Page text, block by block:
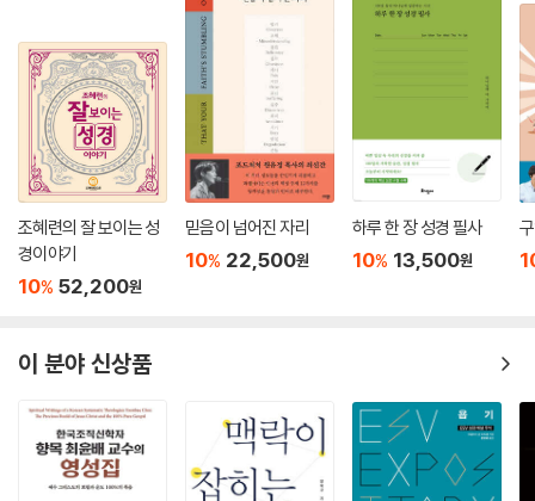
조혜련의 잘 보이는 성
경이야기
10% 52,200원
믿음이 넘어진 자리
10% 22,500원
하루 한 장 성경 필사
10% 13,500원
이 분야 신상품